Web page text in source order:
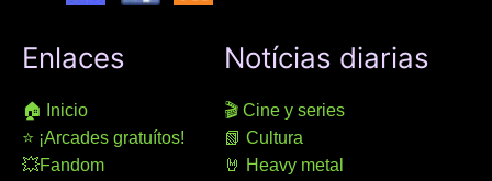
Enlaces
🏠 Inicio
⭐ ¡Arcades gratuítos!
💥Fandom
Notícias diarias
🎬 Cine y series
📗 Cultura
🤘 Heavy metal